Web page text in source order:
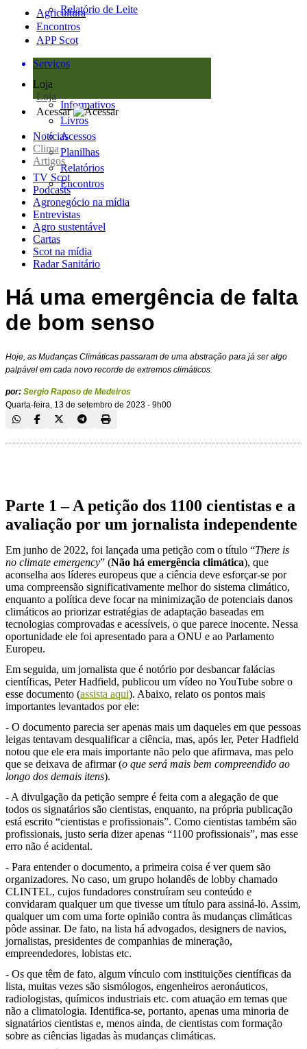
Relatório de Leite
Agricultura
Encontros
APP Scot
Serviços
Loja
Loja
Informativos
Livros
Acessos
Planilhas
Relatórios
Encontros
Acessar
Notícias
Clima
Artigos
TV Scot
Podcasts
Agronegócio na mídia
Entrevistas
Agro sustentável
Cartas
Scot na mídia
Radar Sanitário
Há uma emergência de falta
de bom senso
Hoje, as Mudanças Climáticas passaram de uma abstração para já ser algo
palpável em cada novo recorde de extremos climáticos.
por: Sergio Raposo de Medeiros
Quarta-feira, 13 de setembro de 2023 - 9h00
Parte 1 – A petição dos 1100 cientistas e a
avaliação por um jornalista independente
Em junho de 2022, foi lançada uma petição com o título “There is
no climate emergency” (Não há emergência climática), que
aconselha aos líderes europeus que a ciência deve esforçar-se por
uma compreensão significativamente melhor do sistema climático,
enquanto a política deve focar na minimização de potenciais danos
climáticos ao priorizar estratégias de adaptação baseadas em
tecnologias comprovadas e acessíveis, o que parece inocente. Nessa
oportunidade ele foi apresentado para a ONU e ao Parlamento
Europeu.
Em seguida, um jornalista que é notório por desbancar falácias
científicas, Peter Hadfield, publicou um vídeo no YouTube sobre o
esse documento (assista aqui). Abaixo, relato os pontos mais
importantes levantados por ele:
- O documento parecia ser apenas mais um daqueles em que pessoas
leigas tentavam desqualificar a ciência, mas, após ler, Peter Hadfield
notou que ele era mais importante não pelo que afirmava, mas pelo
que se deixava de afirmar (o que será mais bem compreendido ao
longo dos demais itens).
- A divulgação da petição sempre é feita com a alegação de que
todos os signatários são cientistas, enquanto, na própria publicação
está escrito “cientistas e profissionais”. Como cientistas também são
profissionais, justo seria dizer apenas “1100 profissionais”, mas esse
erro não é acidental.
- Para entender o documento, a primeira coisa é ver quem são
organizadores. No caso, um grupo holandês de lobby chamado
CLINTEL, cujos fundadores construíram seu conteúdo e
convidaram qualquer um que tivesse um título para assiná-lo. Assim,
qualquer um com uma forte opinião contra às mudanças climáticas
pôde assinar. De fato, na lista há advogados, designers de navios,
jornalistas, presidentes de companhias de mineração,
empreendedores, lobistas etc.
- Os que têm de fato, algum vínculo com instituições científicas da
lista, muitas vezes são sismólogos, engenheiros aeronáuticos,
radiologistas, químicos industriais etc. com atuação em temas que
não a climatologia. Identifica-se, portanto, apenas uma minoria de
signatários cientistas e, menos ainda, de cientistas com formação
sobre as ciências ligadas às mudanças climáticas.